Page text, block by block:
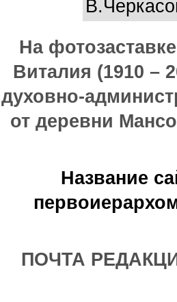
На
Виталия (1910 –
духовно-
от деревни
Название
ПОЧТА